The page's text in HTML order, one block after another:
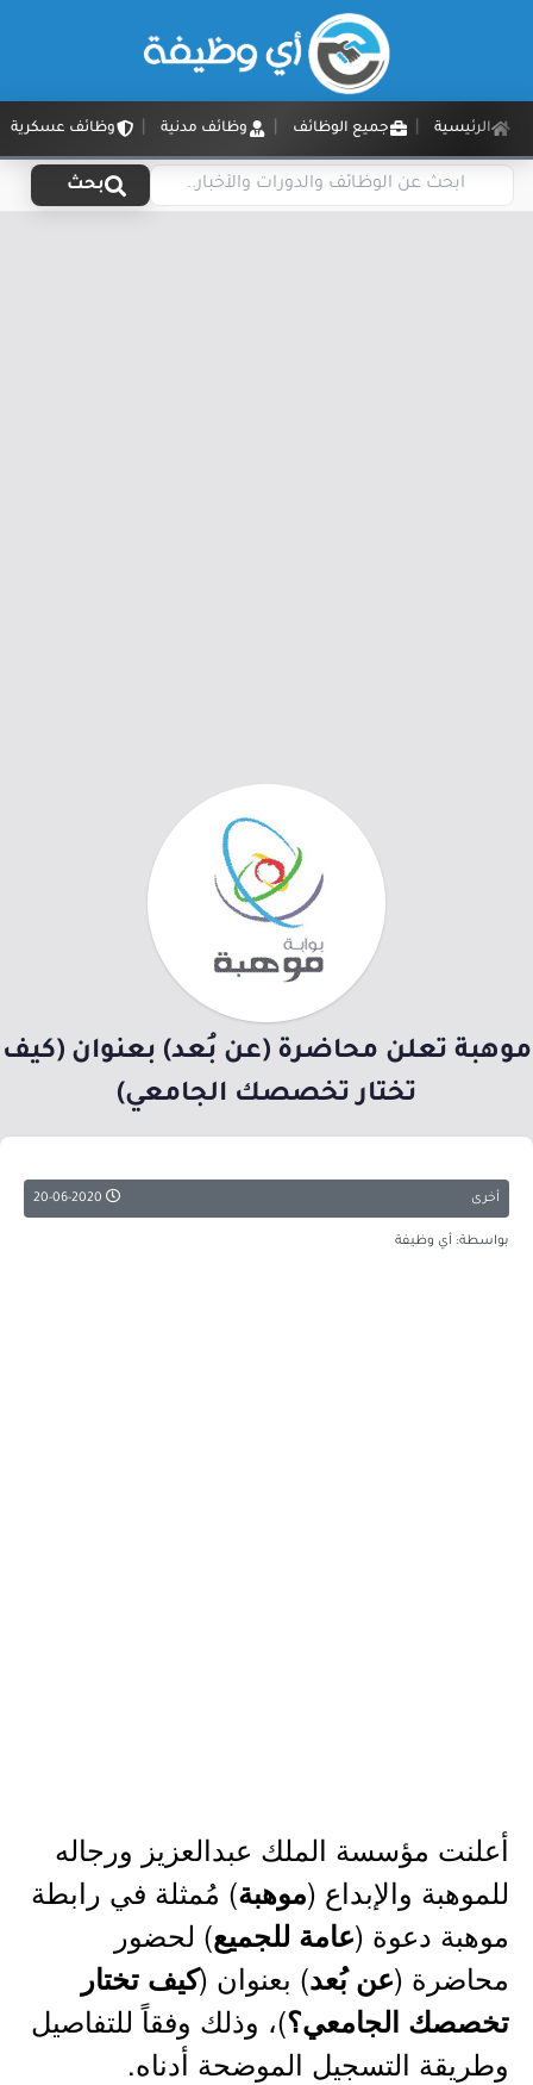
الرئيسية جميع الوظائف وظائف مدنية وظائف عسكرية
بحث
موهبة تعلن محاضرة (عن بُعد) بعنوان (كيف
تختار تخصصك الجامعي)
أخرى
بواسطة: أي وظيفة
أعلنت مؤسسة الملك عبدالعزيز ورجاله
للموهبة والإبداع (موهبة) مُمثلة في رابطة
موهبة دعوة (عامة للجميع) لحضور
محاضرة (عن بُعد) بعنوان (كيف تختار
تخصصك الجامعي؟)، وذلك وفقاً للتفاصيل
وطريقة التسجيل الموضحة أدناه.